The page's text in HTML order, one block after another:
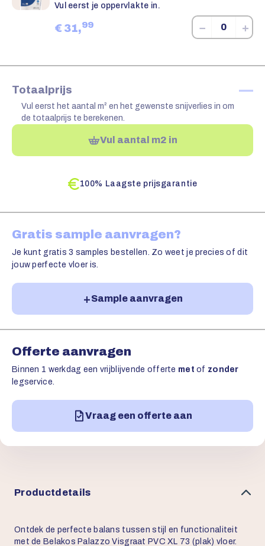
Vul eerst je oppervlakte in.
€ 31,99 − +
Totaalprijs —
Vul eerst het aantal m² en het gewenste snijverlies in om
de totaalprijs te berekenen.
Vul aantal m2 in
100% Laagste prijsgarantie
Gratis sample aanvragen?
Je kunt gratis 3 samples bestellen. Zo weet je precies of dit
jouw perfecte vloer is.
Sample aanvragen
Offerte aanvragen
Binnen 1 werkdag een vrijblijvende offerte met of zonder
legservice.
Vraag een offerte aan
Productdetails
Ontdek de perfecte balans tussen stijl en functionaliteit
met de Belakos Palazzo Visgraat PVC XL 73 (plak) vloer.